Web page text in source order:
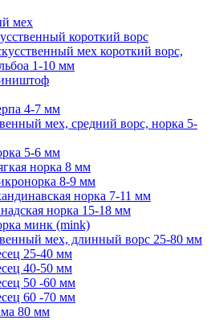
мех
короткий ворс
мех короткий ворс,
1-10 мм
4-7 мм
мех, средний ворс, норка 5-
5-6 мм
норка 8 мм
8-9 мм
норка 7-11 мм
норка 15-18 мм
минк (mink)
мех, длинный ворс 25-80 мм
25-40 мм
40-50 мм
50 -60 мм
60 -70 мм
80 мм